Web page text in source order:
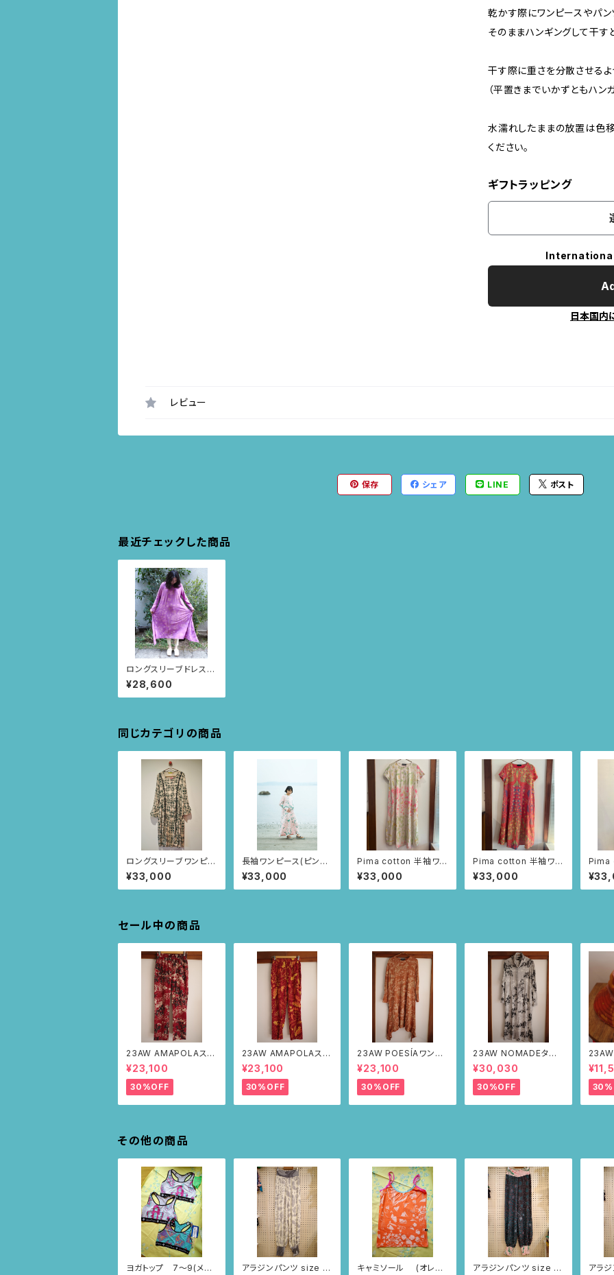
乾かす際にワンピースやパ
そのままハンギングして干す
干す際に重さを分散させる
（平置きまでいかずともハ
水濡れしたままの放置は色
ください。
ギフトラッピング
日本国内
レビュー
保存 シェア LINE ポスト
最近チェックした商品
ロングスリーブドレス
（パープル/ポピーの柄）
¥28,600
同じカテゴリの商品
ロングスリーブワンピー
ス （ピンクベージュ/ス
クエアニャンドゥティ
柄）
¥33,000
長袖ワンピース(ピンク/
馬柄)
¥33,000
Pima cotton 半袖ワン
ピース (アイボリー/お
花とちょうちょ柄)
¥33,000
Pima cotton 半袖ワン
ピース (レッド/ニャン
ドゥティ柄)
¥33,000
Pima
ピー
ー/ツ
セール中の商品
23AW AMAPOLAステ
ンシルパンツ(ボルドー・
サボテンの山道柄)
¥23,100
30%OFF
23AW AMAPOLAステ
ンシルパンツ(ボルドー・
リーフ柄)
¥23,100
30%OFF
23AW POESÍAワンピ
ース(ブラウン・サボテン
の山道柄)
¥23,100
30%OFF
23AW NOMADEター
トルワンピース(メランジ
グレー・サボテンの山道
柄)
¥30,030
30%OFF
ット（
柄）
その他の商品
ヨガトップ 7〜9(メラ
アラジンパンツ size S
キャミソール (オレン
アラジンパンツ size M
アラ